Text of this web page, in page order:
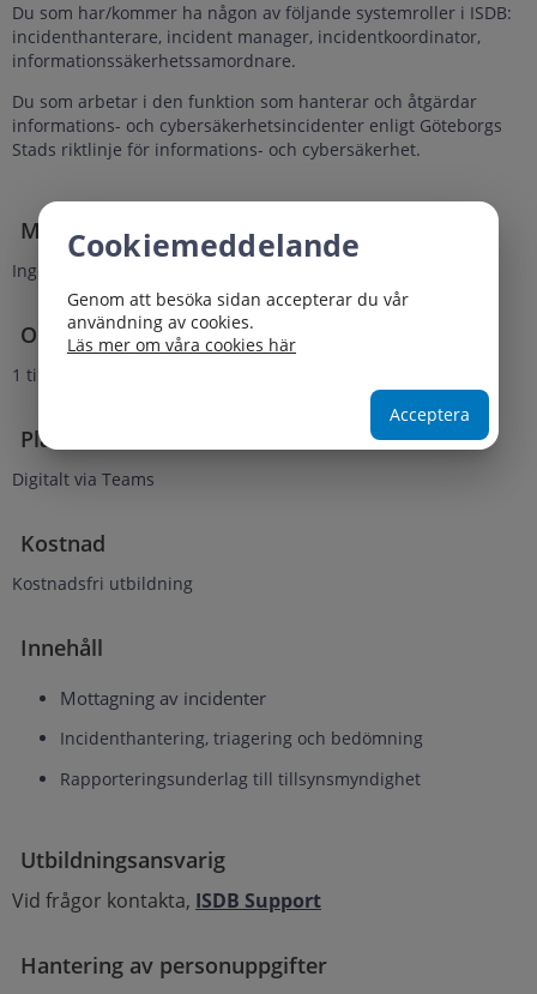
Du som har/kommer ha någon av följande systemroller i ISDB:
incidenthanterare, incident manager, incidentkoordinator,
informationssäkerhetssamordnare.
Du som arbetar i den funktion som hanterar och åtgärdar
informations- och cybersäkerhetsincidenter enligt Göteborgs
Stads riktlinje för informations- och cybersäkerhet.
Material
Inget material krävs
Omfattning
1 timma
Plats
Digitalt via Teams
Kostnad
Kostnadsfri utbildning
Innehåll
Mottagning av incidenter
Incidenthantering, triagering och bedömning
Rapporteringsunderlag till tillsynsmyndighet
Utbildningsansvarig
Vid frågor kontakta, ISDB Support
Hantering av personuppgifter
Cookiemeddelande
Genom att besöka sidan accepterar du vår
användning av cookies.
Läs mer om våra cookies här
Acceptera